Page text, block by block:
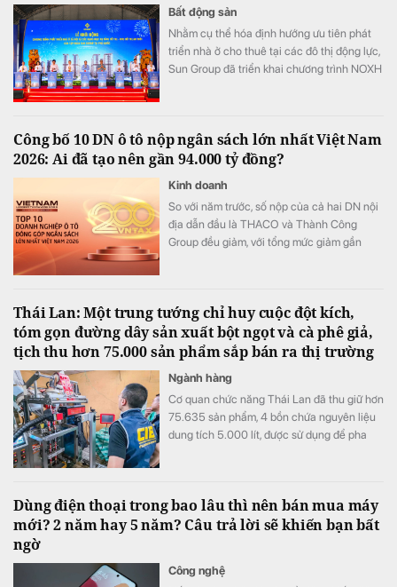
Bất động sản
Nhằm cụ thể hóa định hướng ưu tiên phát
triển nhà ở cho thuê tại các đô thị động lực,
Sun Group đã triển khai chương trình NOXH
môi trường sống xanh, kết nối đồng bộ tiện
ích trường học, y tế, thương mại cho người
Công bố 10 DN ô tô nộp ngân sách lớn nhất Việt Nam
2026: Ai đã tạo nên gần 94.000 tỷ đồng?
Kinh doanh
So với năm trước, số nộp của cả hai DN nội
địa dẫn đầu là THACO và Thành Công
Group đều giảm, với tổng mức giảm gần
Thái Lan: Một trung tướng chỉ huy cuộc đột kích,
tóm gọn đường dây sản xuất bột ngọt và cà phê giả,
tịch thu hơn 75.000 sản phẩm sắp bán ra thị trường
Ngành hàng
Cơ quan chức năng Thái Lan đã thu giữ hơn
75.635 sản phẩm, 4 bồn chứa nguyên liệu
dung tích 5.000 lít, được sử dụng để pha
Dùng điện thoại trong bao lâu thì nên bán mua máy
mới? 2 năm hay 5 năm? Câu trả lời sẽ khiến bạn bất
ngờ
Công nghệ